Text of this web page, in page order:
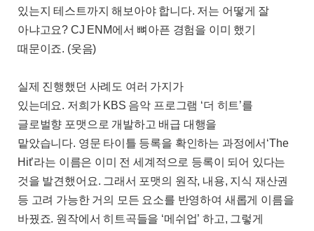
있는지 테스트까지 해보아야 합니다. 저는 어떻게 잘
아냐고요? CJ ENM에서 뼈아픈 경험을 이미 했기
때문이죠. (웃음)
실제 진행했던 사례도 여러 가지가
있는데요. 저희가 KBS 음악 프로그램 ‘더 히트’를
글로벌향 포맷으로 개발하고 배급 대행을
맡았습니다. 영문 타이틀 등록을 확인하는 과정에서 ‘The
Hit’라는 이름은 이미 전 세계적으로 등록이 되어 있다는
것을 발견했어요. 그래서 포맷의 원작, 내용, 지식 재산권
등 고려 가능한 거의 모든 요소를 반영하여 새롭게 이름을
바꿨죠. 원작에서 히트곡들을 ‘메쉬업’하고, 그렇게